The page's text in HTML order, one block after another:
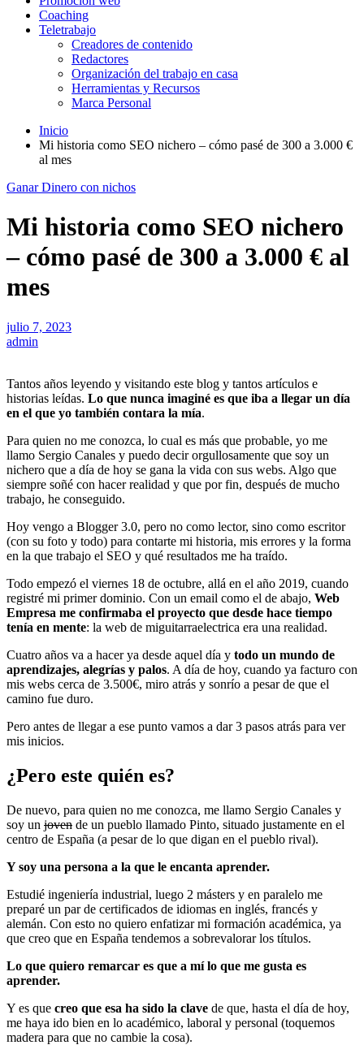
Coaching
Teletrabajo
Creadores de contenido
Redactores
Organización del trabajo en casa
Herramientas y Recursos
Marca Personal
Inicio
Mi historia como SEO nichero – cómo pasé de 300 a 3.000 €
al mes
Ganar Dinero con nichos
Mi historia como SEO nichero
– cómo pasé de 300 a 3.000 € al
mes
julio 7, 2023
admin
Tantos años leyendo y visitando este blog y tantos artículos e
historias leídas. Lo que nunca imaginé es que iba a llegar un día
en el que yo también contara la mía.
Para quien no me conozca, lo cual es más que probable, yo me
llamo Sergio Canales y puedo decir orgullosamente que soy un
nichero que a día de hoy se gana la vida con sus webs. Algo que
siempre soñé con hacer realidad y que por fin, después de mucho
trabajo, he conseguido.
Hoy vengo a Blogger 3.0, pero no como lector, sino como escritor
(con su foto y todo) para contarte mi historia, mis errores y la forma
en la que trabajo el SEO y qué resultados me ha traído.
Todo empezó el viernes 18 de octubre, allá en el año 2019, cuando
registré mi primer dominio. Con un email como el de abajo, Web
Empresa me confirmaba el proyecto que desde hace tiempo
tenía en mente: la web de miguitarraelectrica era una realidad.
Cuatro años va a hacer ya desde aquel día y todo un mundo de
aprendizajes, alegrías y palos. A día de hoy, cuando ya facturo con
mis webs cerca de 3.500€, miro atrás y sonrío a pesar de que el
camino fue duro.
Pero antes de llegar a ese punto vamos a dar 3 pasos atrás para ver
mis inicios.
¿Pero este quién es?
De nuevo, para quien no me conozca, me llamo Sergio Canales y
soy un joven de un pueblo llamado Pinto, situado justamente en el
centro de España (a pesar de lo que digan en el pueblo rival).
Y soy una persona a la que le encanta aprender.
Estudié ingeniería industrial, luego 2 másters y en paralelo me
preparé un par de certificados de idiomas en inglés, francés y
alemán. Con esto no quiero enfatizar mi formación académica, ya
que creo que en España tendemos a sobrevalorar los títulos.
Lo que quiero remarcar es que a mí lo que me gusta es
aprender.
Y es que creo que esa ha sido la clave de que, hasta el día de hoy,
me haya ido bien en lo académico, laboral y personal (toquemos
madera para que no cambie la cosa).